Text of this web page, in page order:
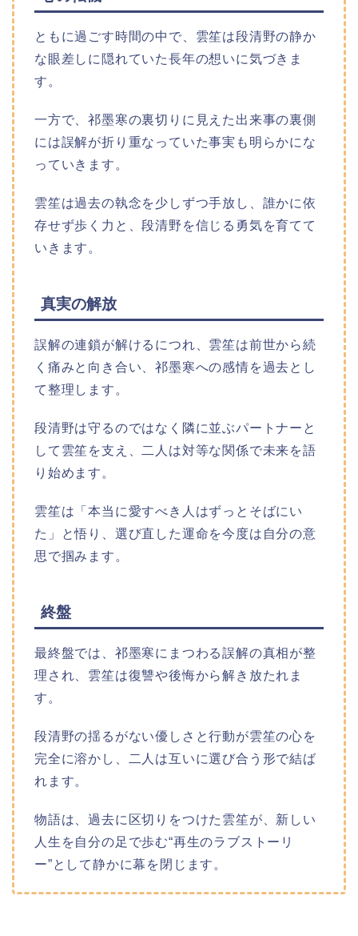
ともに過ごす時間の中で、雲笙は段清野の静か
な眼差しに隠れていた長年の想いに気づきま
す。​
一方で、祁墨寒の裏切りに見えた出来事の裏側
には誤解が折り重なっていた事実も明らかにな
っていきます。​
雲笙は過去の執念を少しずつ手放し、誰かに依
存せず歩く力と、段清野を信じる勇気を育てて
いきます。​
真実の解放
誤解の連鎖が解けるにつれ、雲笙は前世から続
く痛みと向き合い、祁墨寒への感情を過去とし
て整理します。​
段清野は守るのではなく隣に並ぶパートナーと
して雲笙を支え、二人は対等な関係で未来を語
り始めます。​
雲笙は「本当に愛すべき人はずっとそばにい
た」と悟り、選び直した運命を今度は自分の意
思で掴みます。​
終盤
最終盤では、祁墨寒にまつわる誤解の真相が整
理され、雲笙は復讐や後悔から解き放たれま
す。​
段清野の揺るがない優しさと行動が雲笙の心を
完全に溶かし、二人は互いに選び合う形で結ば
れます。​
物語は、過去に区切りをつけた雲笙が、新しい
人生を自分の足で歩む“再生のラブストーリ
ー”として静かに幕を閉じます。​